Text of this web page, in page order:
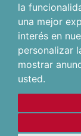
la
una mejor
interés en
personalizar
mostrar
usted.